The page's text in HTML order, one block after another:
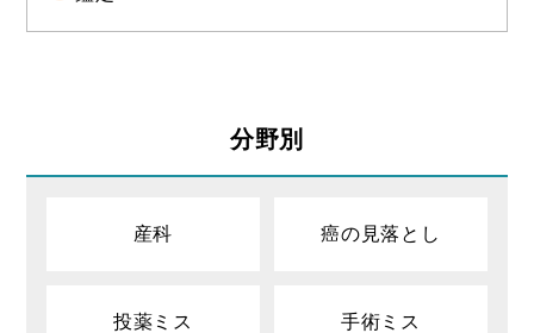
分野別
産科 癌の見落とし
投薬ミス 手術ミス